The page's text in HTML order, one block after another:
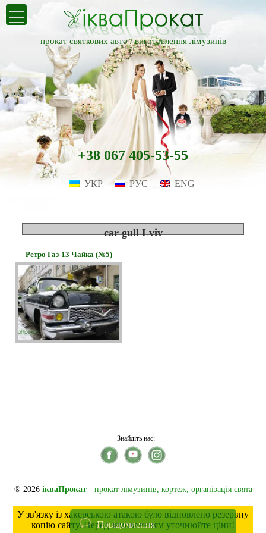
прокат святкових авто /виготовлення лімузинів
+38 067 405-53-55
УКР РУС ENG
car gull Lviv
Ретро Газ-13 Чайка (№5)
Знайдіть нас:
® 2026 ікваПрокат- прокат лімузинів, кортеж, організація свята
У зв'язку із хакерською атакою було відновлено резервну
копію сайту. Перед замовленням уточнюйте ціни!
Повідомлення